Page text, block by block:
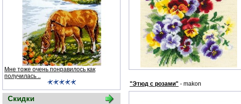
Мне тоже очень понравилось как
получилась ..
Скидки
"Этюд с розами" - makon